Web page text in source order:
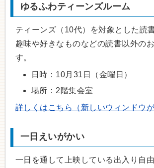
ゆるふわティーンズルーム
ティーンズ（10代）を対象とした読
趣味や好きなものなどの読書以外の
す。
日時：10月31日（金曜日）
場所：2階集会室
詳しくはこちら（新しいウィンドウが
一日えいがかい
一日を通して上映している出入り自